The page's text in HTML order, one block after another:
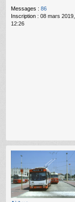
Messages : 86
Inscription : 08 mars 2019,
12:26